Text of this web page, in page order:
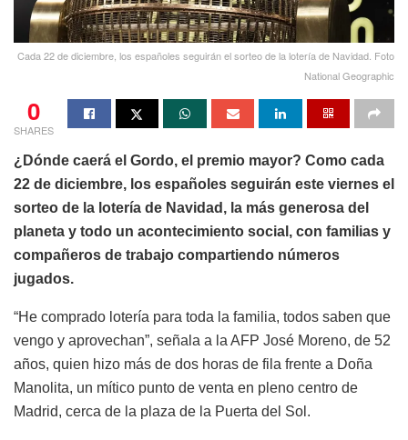
Cada 22 de diciembre, los españoles seguirán el sorteo de la lotería de Navidad. Foto
National Geographic
0
SHARES
¿Dónde caerá el Gordo, el premio mayor? Como cada
22 de diciembre, los españoles seguirán este viernes el
sorteo de la lotería de Navidad, la más generosa del
planeta y todo un acontecimiento social, con familias y
compañeros de trabajo compartiendo números
jugados.
“He comprado lotería para toda la familia, todos saben que
vengo y aprovechan”, señala a la AFP José Moreno, de 52
años, quien hizo más de dos horas de fila frente a Doña
Manolita, un mítico punto de venta en pleno centro de
Madrid, cerca de la plaza de la Puerta del Sol.